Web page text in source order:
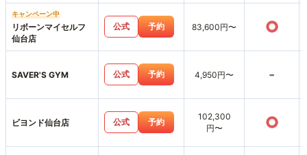
キャンペーン中
リボーンマイセルフ
仙台店
公式 予約 83,600円〜 ○
SAVER'S GYM 公式 予約 4,950円〜 -
ビヨンド仙台店 公式 予約
102,300
円〜
○